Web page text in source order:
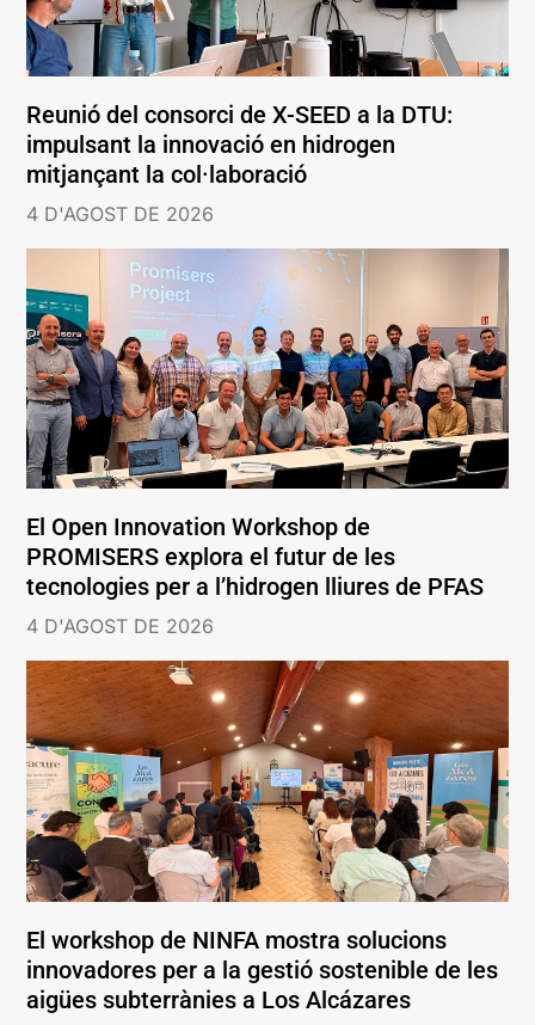
Reunió del consorci de X-SEED a la DTU:
impulsant la innovació en hidrogen
mitjançant la col·laboració
4 D'AGOST DE 2026
El Open Innovation Workshop de
PROMISERS explora el futur de les
tecnologies per a l’hidrogen lliures de PFAS
4 D'AGOST DE 2026
El workshop de NINFA mostra solucions
innovadores per a la gestió sostenible de les
aigües subterrànies a Los Alcázares